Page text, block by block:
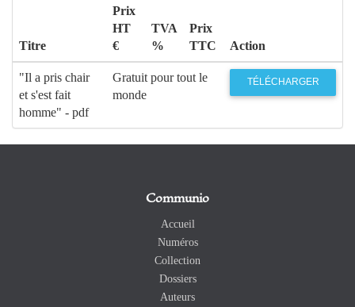
Titre
Prix
HT
€
TVA
%
Prix
TTC
Action
"Il a pris chair
et s'est fait
homme" - pdf
Gratuit pour tout le
monde
TÉLÉCHARGER
Communio
Accueil
Numéros
Collection
Dossiers
Auteurs